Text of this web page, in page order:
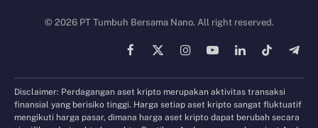
© 2026 PT Tumbuh Bersama Nano. All right reserved.
Facebook
X
InstagramYouTubeLinkedInTikTok
Disclaimer: Perdagangan aset kripto merupakan aktivitas transaksi
finansial yang berisiko tinggi. Harga setiap aset kripto sangat fluktuatif
mengikuti harga pasar, dimana harga aset kripto dapat berubah secara